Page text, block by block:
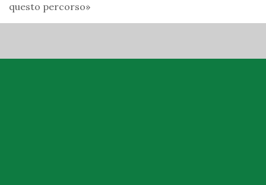
questo percorso»